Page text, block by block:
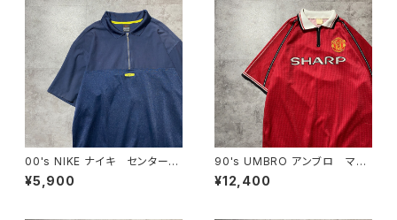
00's NIKE ナイキ センタース
ウォッシュ 刺繍ロゴ ハーフ
ジップ ネイビー Tシャツ
¥5,900
90's UMBRO アンブロ マン
チェスターユナイテッド イング
ランドプレミアリーグ ハーフジ
¥12,400